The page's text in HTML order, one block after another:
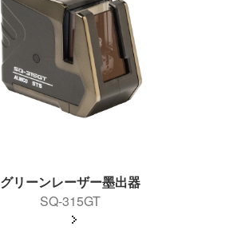
グリーンレーザー墨出器
SQ-315GT